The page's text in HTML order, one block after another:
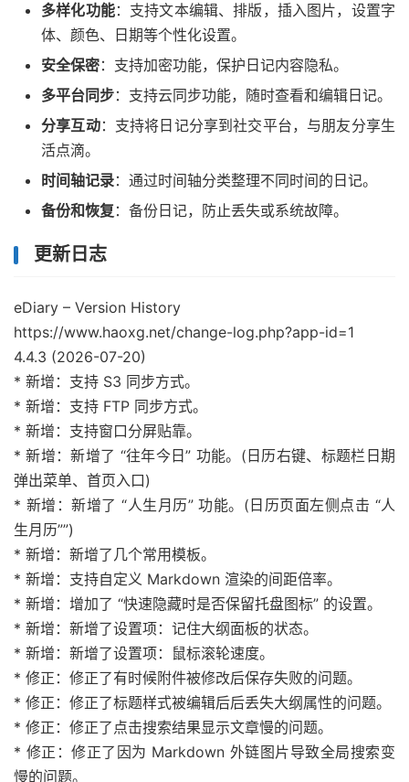
多样化功能：支持文本编辑、排版，插入图片，设置字
体、颜色、日期等个性化设置。
安全保密：支持加密功能，保护日记内容隐私。
多平台同步：支持云同步功能，随时查看和编辑日记。
分享互动：支持将日记分享到社交平台，与朋友分享生
活点滴。
时间轴记录：通过时间轴分类整理不同时间的日记。
备份和恢复 ：备份日记，防止丢失或系统故障。
更新日志
eDiary – Version History
https://www.haoxg.net/change-log.php?app-id=1
4.4.3 (2026-07-20)
* 新增：支持 S3 同步方式。
* 新增：支持 FTP 同步方式。
* 新增：支持窗口分屏贴靠。
* 新增：新增了 “往年今日” 功能。(日历右键、标题栏日期
弹出菜单、首页入口)
* 新增：新增了 “人生月历” 功能。(日历页面左侧点击 “人
生月历””)
* 新增：新增了几个常用模板。
* 新增：支持自定义 Markdown 渲染的间距倍率。
* 新增：增加了 “快速隐藏时是否保留托盘图标” 的设置。
* 新增：新增了设置项：记住大纲面板的状态。
* 新增：新增了设置项：鼠标滚轮速度。
* 修正：修正了有时候附件被修改后保存失败的问题。
* 修正：修正了标题样式被编辑后后丢失大纲属性的问题。
* 修正：修正了点击搜索结果显示文章慢的问题。
* 修正：修正了因为 Markdown 外链图片导致全局搜索变
慢的问题。